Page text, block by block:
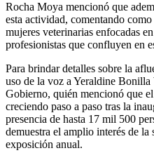
Rocha Moya mencionó que
esta actividad, comentando
mujeres veterinarias enfocadas
profesionistas que confluyen en
Para brindar detalles sobre la
uso de la voz a Yeraldine Bonilla
Gobierno, quién mencionó que
creciendo paso a paso tras la
presencia de hasta 17 mil 500
demuestra el amplio interés de la
exposición anual.